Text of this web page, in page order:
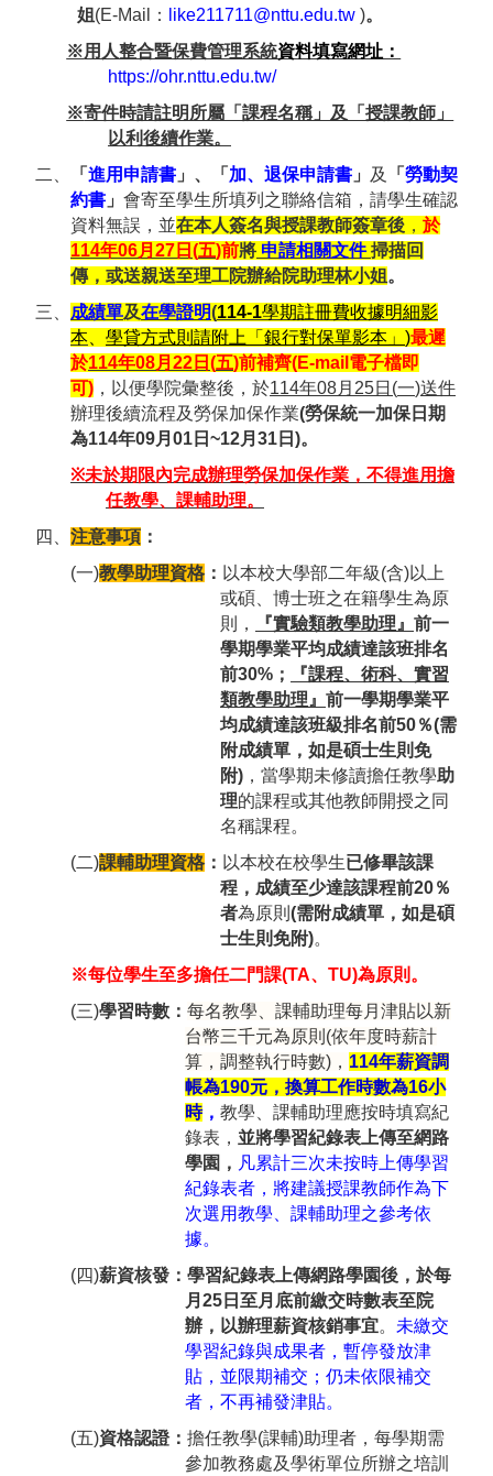
姐 (E-Mail： like211711@nttu.edu.tw )。
※用人整合暨保費管理系統資料填寫網址：
https://ohr.nttu.edu.tw/
※寄件時請註明所屬「課程名稱」及「授課教師」
以利後續作業。
二、
「 進用申請書 」、「 加、退保申請書 」 及 「 勞動契
約書 」 會寄至學生所填列之聯絡信箱，請學生確認
資料無誤，並在本人簽名與授課教師簽章後 ， 於
114年06月 27 日 (五)前將 申請相關文件掃描回
傳，或送親送至理工院辦給院助理林小姐 。
三、 成績單及在學證明(114-1學期註冊費收據明細影
本
學貸方式則請附上「銀行對保單影本」 )最遲
於114年08月 22 日 (五)前補齊(E-mail 電子檔即
可) ，以便學院彙整後，於114年08月 25日 (一)送件
辦理後續流程及勞保加保作業(勞保統一加保日期
為114年09月 01 日 ~12月 31 日 )。
※未於期限內完成辦理勞保加保作業，不得進用擔
任教學、課輔助理。
四、 注意事項 ：
(一)教學助理資格 ： 以本校大學部二年級(含)以上
或碩、博士班之在籍學生為原
則，
『實驗類教學助理』 前一
學期學業平均成績達該班排名
前30% ；
『課程、術科、實習
類教學助理』 前一學期學業平
均成績達該班級排名前50％(需
附成績單，如是碩士生則免
附) ，當學期未修讀擔任教學助
理的課程或其他教師開授之同
名稱課程。
(二)課輔助理資格 ： 以本校在校學生已修畢該課
程，成績至少達該課程前20％
者為原則 (需附成績單，如是碩
士生則免附)。
※每位學生至多擔任二門課(TA、TU)為原則。
(三)學習時數： 每名教學、課輔助理每月津貼以新
台幣三千元為原則(依年度時薪計
算，調整執行時數)， 114年薪資調
帳為190元，換算工作時數為16小
時， 教學、課輔助理應按時填寫紀
錄表， 並將學習紀錄表上傳至網路
學園， 凡累計三次未按時上傳學習
紀錄表者，將建議授課教師作為下
次選用教學、課輔助理之參考依
據。
(四)薪資核發：學習紀錄表上傳網路學園後，於每
月 25 日至月底前繳交時數表至院
辦，以辦理薪資核銷事宜。 未繳交
學習紀錄與成果者，暫停發放津
貼，並限期補交；仍未依限補交
者，不再補發津貼。
(五)資格認證： 擔任教學(課輔)助理者，每學期需
參加教務處及學術單位所辦之培訓